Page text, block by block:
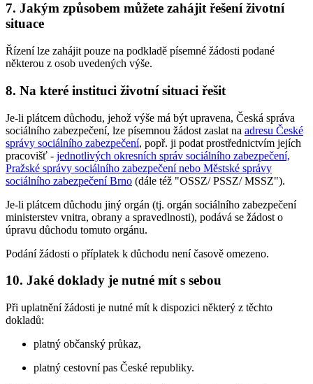
7. Jakým způsobem můžete zahájit řešení životní
situace
Řízení lze zahájit pouze na podkladě písemné žádosti podané
některou z osob uvedených výše.
8. Na které instituci životní situaci řešit
Je-li plátcem důchodu, jehož výše má být upravena, Česká správa
sociálního zabezpečení, lze písemnou žádost zaslat na adresu České
správy sociálního zabezpečení, popř. ji podat prostřednictvím jejích
pracovišť - jednotlivých okresních správ sociálního zabezpečení,
Pražské správy sociálního zabezpečení nebo Městské správy
sociálního zabezpečení Brno (dále též "OSSZ/ PSSZ/ MSSZ").
Je-li plátcem důchodu jiný orgán (tj. orgán sociálního zabezpečení
ministerstev vnitra, obrany a spravedlnosti), podává se žádost o
úpravu důchodu tomuto orgánu.
Podání žádosti o příplatek k důchodu není časově omezeno.
10. Jaké doklady je nutné mít s sebou
Při uplatnění žádosti je nutné mít k dispozici některý z těchto
dokladů:
platný občanský průkaz,
platný cestovní pas České republiky.